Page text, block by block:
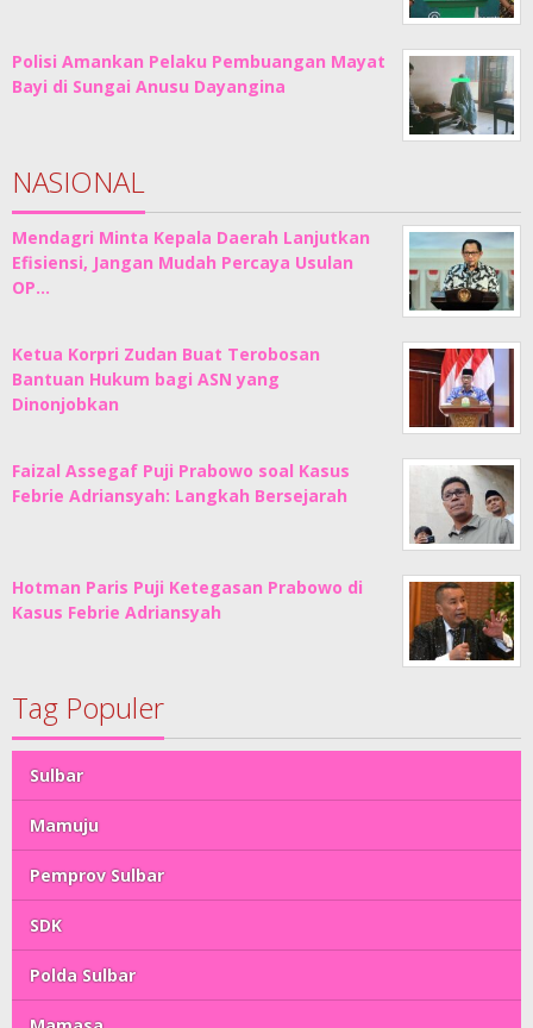
Polisi Amankan Pelaku Pembuangan Mayat
Bayi di Sungai Anusu Dayangina
NASIONAL
Mendagri Minta Kepala Daerah Lanjutkan
Efisiensi, Jangan Mudah Percaya Usulan
OP…
Ketua Korpri Zudan Buat Terobosan
Bantuan Hukum bagi ASN yang
Dinonjobkan
Faizal Assegaf Puji Prabowo soal Kasus
Febrie Adriansyah: Langkah Bersejarah
Hotman Paris Puji Ketegasan Prabowo di
Kasus Febrie Adriansyah
Tag Populer
Sulbar
Mamuju
Pemprov Sulbar
SDK
Polda Sulbar